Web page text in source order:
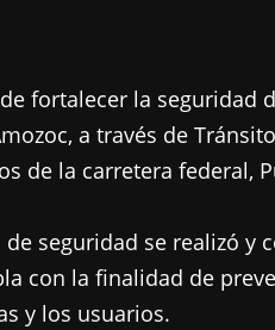
fortalecer la seguridad
a través de
de la carretera federal,
seguridad se realizó y
con la finalidad de
y los usuarios.